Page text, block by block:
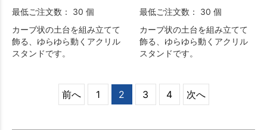
最低ご注文数： 30 個
カーブ状の土台を組み立てて
飾る、ゆらゆら動くアクリル
スタンドです。
最低ご注文数： 30 個
カーブ状の土台を組み立てて
飾る、ゆらゆら動くアクリル
スタンドです。
前へ 1 2 3 4 次へ